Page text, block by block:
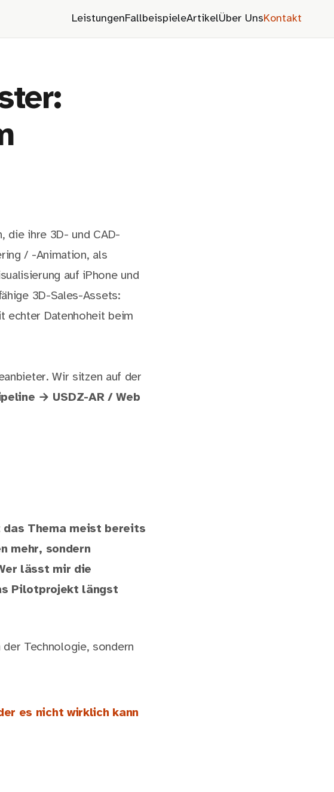
LeistungenFallbeispieleArtikelÜber UnsKontakt
die ihre 3D- und CAD-
/ -Animation, als
auf iPhone und
3D-Sales-Assets:
echter Datenhoheit beim
Wir sitzen auf der
→ USDZ-AR / Web
das Thema meist bereits
mehr, sondern
lässt mir die
Pilotprojekt längst
Technologie, sondern
es nicht wirklich kann